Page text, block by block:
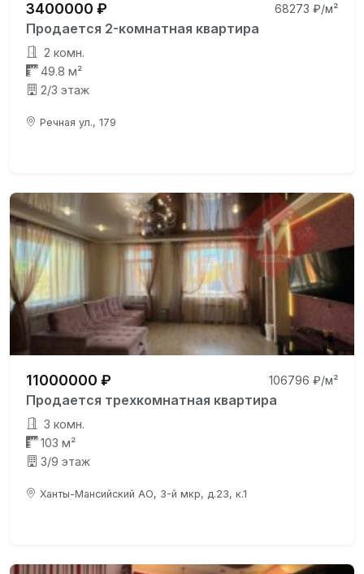
3400000 ₽ 68273 ₽/м²
Продается 2-комнатная квартира
2 комн.
49.8 м²
2/3 этаж
Речная ул., 179
11000000 ₽ 106796 ₽/м²
Продается трехкомнатная квартира
3 комн.
103 м²
3/9 этаж
Ханты-Мансийский АО, 3-й мкр, д.23, к.1